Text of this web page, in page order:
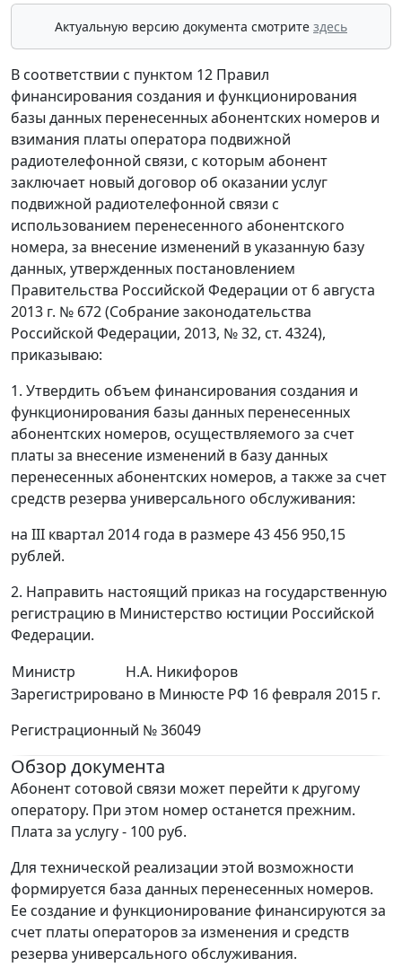
Актуальную версию документа смотрите здесь
В соответствии с пунктом 12 Правил
финансирования создания и функционирования
базы данных перенесенных абонентских номеров и
взимания платы оператора подвижной
радиотелефонной связи, с которым абонент
заключает новый договор об оказании услуг
подвижной радиотелефонной связи с
использованием перенесенного абонентского
номера, за внесение изменений в указанную базу
данных, утвержденных постановлением
Правительства Российской Федерации от 6 августа
2013 г. № 672 (Собрание законодательства
Российской Федерации, 2013, № 32, ст. 4324),
приказываю:
1. Утвердить объем финансирования создания и
функционирования базы данных перенесенных
абонентских номеров, осуществляемого за счет
платы за внесение изменений в базу данных
перенесенных абонентских номеров, а также за счет
средств резерва универсального обслуживания:
на III квартал 2014 года в размере 43 456 950,15
рублей.
2. Направить настоящий приказ на государственную
регистрацию в Министерство юстиции Российской
Федерации.
Министр
Н.А. Никифоров
Зарегистрировано в Минюсте РФ 16 февраля 2015 г.
Регистрационный № 36049
Обзор документа
Абонент сотовой связи может перейти к другому
оператору. При этом номер останется прежним.
Плата за услугу - 100 руб.
Для технической реализации этой возможности
формируется база данных перенесенных номеров.
Ее создание и функционирование финансируются за
счет платы операторов за изменения и средств
резерва универсального обслуживания.